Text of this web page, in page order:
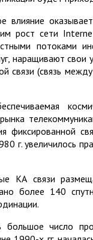
влияние
рост сети
потоками
наращивают
связи (связь
фиксированной
г. увеличилось
КА связи
более 140
число